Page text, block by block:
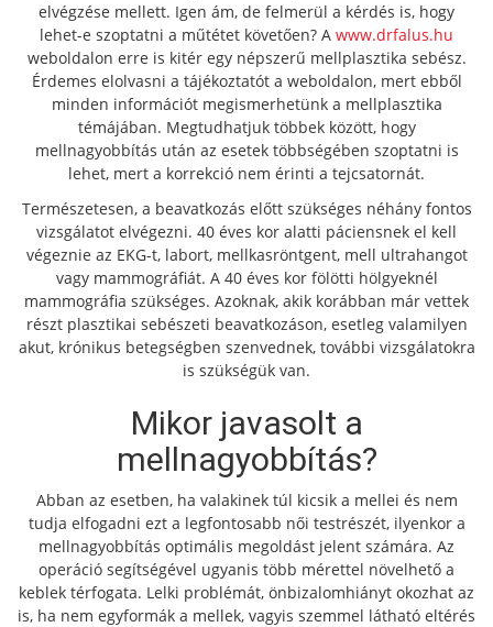
elvégzése mellett. Igen ám, de felmerül a kérdés is, hogy
lehet-e szoptatni a műtétet követően? A www.drfalus.hu
weboldalon erre is kitér egy népszerű mellplasztika sebész.
Érdemes elolvasni a tájékoztatót a weboldalon, mert ebből
minden információt megismerhetünk a mellplasztika
témájában. Megtudhatjuk többek között, hogy
mellnagyobbítás után az esetek többségében szoptatni is
lehet, mert a korrekció nem érinti a tejcsatornát.
Természetesen, a beavatkozás előtt szükséges néhány fontos
vizsgálatot elvégezni. 40 éves kor alatti páciensnek el kell
végeznie az EKG-t, labort, mellkasröntgent, mell ultrahangot
vagy mammográfiát. A 40 éves kor fölötti hölgyeknél
mammográfia szükséges. Azoknak, akik korábban már vettek
részt plasztikai sebészeti beavatkozáson, esetleg valamilyen
akut, krónikus betegségben szenvednek, további vizsgálatokra
is szükségük van.
Mikor javasolt a
mellnagyobbítás?
Abban az esetben, ha valakinek túl kicsik a mellei és nem
tudja elfogadni ezt a legfontosabb női testrészét, ilyenkor a
mellnagyobbítás optimális megoldást jelent számára. Az
operáció segítségével ugyanis több mérettel növelhető a
keblek térfogata. Lelki problémát, önbizalomhiányt okozhat az
is, ha nem egyformák a mellek, vagyis szemmel látható eltérés